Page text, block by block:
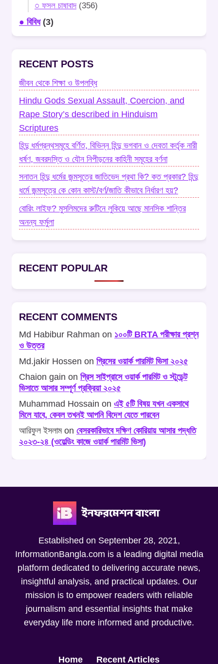
○ ফসল চাষাবাদ(356)
● বিবিধ(3)
RECENT POSTS
জীবন থেকে শিক্ষা ও উপলব্ধি
Hindu Gods Sexual Assault, Coercion, and
Rape Story’s described in Hinduism
Scriptures
হিন্দু ধর্মগ্রন্থসমূহে বর্ণিত, বিভিন্ন হিন্দু ভগবান ও দেবতা কর্তৃক নারী
ধর্ষণ, জবরদস্তি ও যৌন নিপীড়নের কাহিনী সমূহের বর্ণনা
সনাতন হিন্দু ধর্মের জন্মসূত্রে জাতিভেদ প্রথা কি? কত প্রকার? হিন্দু
ধর্মে জন্মসূত্রে কে কোন কাস্ট/বর্ণ/জাতি কীভাবে নির্ধারণ হয়?
বোরিং লাইফ? মুসলিমদের রুটিনে লুকিয়ে আছে মানসিক শান্তির
অনন্য ফর্মুলা
RECENT POPULAR
RECENT COMMENTS
Md Habibur Rahman on ১০০টি BRTA পরীক্ষার প্রশ্ন
ও উত্তর
Md.jakir Hossen on গ্রিসের ওয়ার্ক পারমিট ভিসা ২০২৫
Chaion gain on গ্রিস সাইপ্রাসে ওয়ার্ক পারমিট ও স্টুডেন্ট
ভিসাতে আসার সম্পূর্ণ প্রক্রিয়া ২০২৫
Muhammad Hossain on এই ৫টি বিষয় যখন একসাথে
মিলে যাবে, কেবল তখনই আপনি বিদেশ যেতে পারবেন
আরিফুল ইসলামon বেসরকারিভাবে দক্ষিণ কোরিয়ায় আসার পদ্ধতি
২০২৩-২৪ (ওয়েল্ডিং কাজে ওয়ার্ক পারমিট ভিসা)
Established on September 28, 2021,
InformationBangla.com is a leading digital media
platform dedicated to delivering accurate news,
insightful analysis, and practical updates. Our
mission is to empower readers with reliable
journalism and essential insights that make
everyday life more informed and productive.
Home Recent Articles